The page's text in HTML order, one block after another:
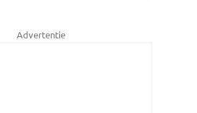
Advertentie